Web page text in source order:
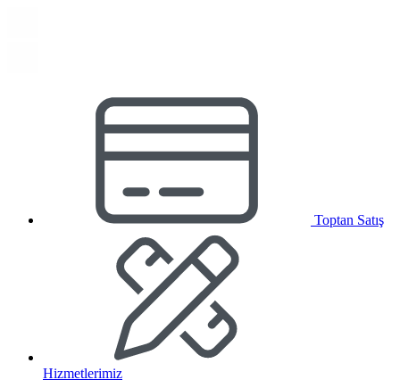
Toptan Satış
Hizmetlerimiz